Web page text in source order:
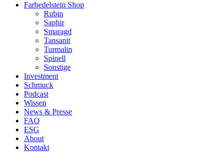
Farbedelstein Shop
Rubin
Saphir
Smaragd
Tansanit
Turmalin
Spinell
Sonstige
Investment
Schmuck
Podcast
Wissen
News & Presse
FAQ
ESG
About
Kontakt